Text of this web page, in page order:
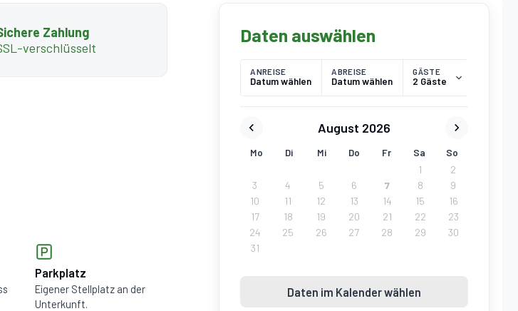
Zahlung
verschlüsselt
Parkplatz
Eigener Stellplatz an der
Unterkunft.
Daten auswählen
ANREISE
Datum wählen
ABREISE
Datum wählen
GÄSTE
2 Gäste
August 2026
Mo Di Mi Do Fr Sa
So
1
2
3
4 5 6 7 8
9
10
11 12 13 14 15
16
17
18 19 20 21 22
23
24
25 26 27 28 29
30
31
Daten im Kalender wählen